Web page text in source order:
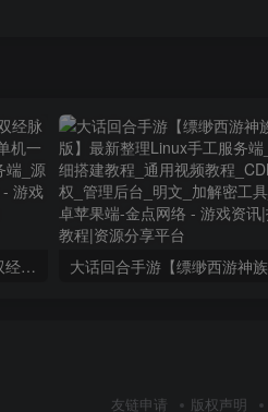
MT3换皮MH【紫禁之巅2双经脉尊享挂机版】2025最新整理单机一键即玩镜像端_Linux手工服务端_源码_管理后台_教程
友链申请 版权声明